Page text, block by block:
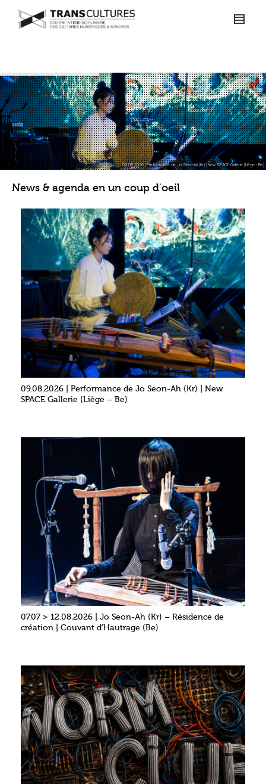
09.08.2026 | Performance de Jo Seon-Ah (Kr) | New SPACE Gallerie (Liège - Be)
News & agenda en un coup d'oeil
09.08.2026 | Performance de Jo Seon-Ah (Kr) | New
SPACE Gallerie (Liège – Be)
07.07 > 12.08.2026 | Jo Seon-Ah (Kr) – Résidence de
création | Couvant d’Hautrage (Be)